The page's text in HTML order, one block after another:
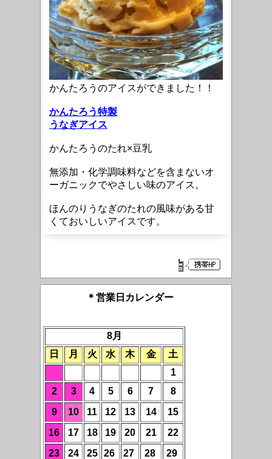
かんたろうのアイスができました！！
かんたろう特製
うなぎアイス
かんたろうのたれ×豆乳
無添加・化学調味料などを含まないオ
ーガニックでやさしい味のアイス。
ほんのりうなぎのたれの風味がある甘
くておいしいアイスです。
＊営業日カレンダー
8月
日
月 火 水 木 金
土
1
2
3 4 5 6 7
8
9
10 11 12 13 14
15
16
17 18 19 20 21
22
23
24 25 26 27 28 29